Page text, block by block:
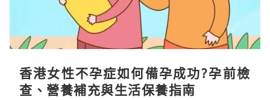
香港女性不孕症如何備孕成功?孕前檢
查、營養補充與生活保養指南